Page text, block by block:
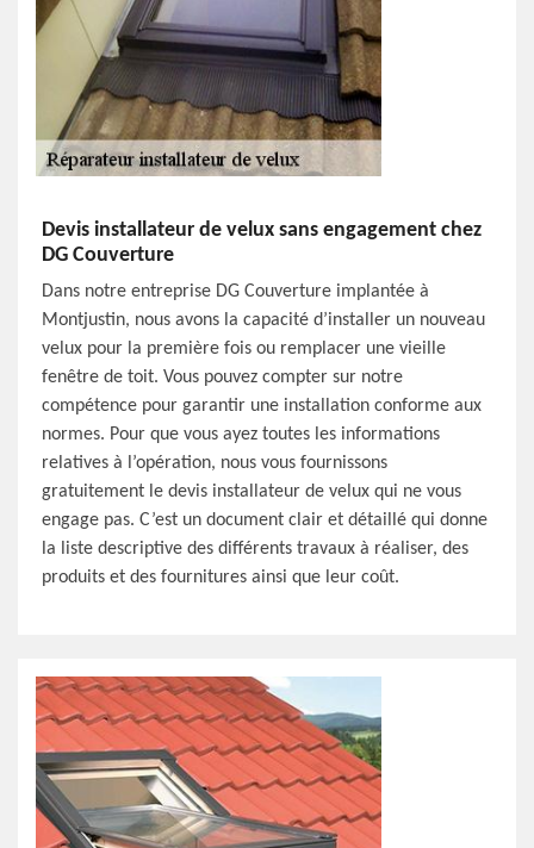
Devis installateur de velux sans engagement chez
DG Couverture
Dans notre entreprise DG Couverture implantée à
Montjustin, nous avons la capacité d’installer un nouveau
velux pour la première fois ou remplacer une vieille
fenêtre de toit. Vous pouvez compter sur notre
compétence pour garantir une installation conforme aux
normes. Pour que vous ayez toutes les informations
relatives à l’opération, nous vous fournissons
gratuitement le devis installateur de velux qui ne vous
engage pas. C’est un document clair et détaillé qui donne
la liste descriptive des différents travaux à réaliser, des
produits et des fournitures ainsi que leur coût.